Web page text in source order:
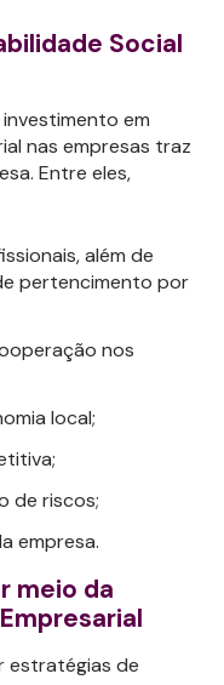
Social
em
nas empresas traz
Entre eles,
além de
pertencimento por
nos
local;
de riscos;
empresa.
meio da
estratégias de